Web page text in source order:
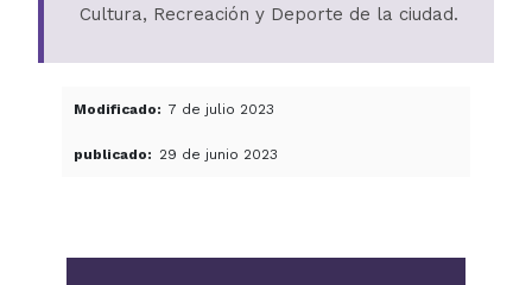
Cultura, Recreación y Deporte de la ciudad.
Modificado 7 de julio 2023
publicado 29 de junio 2023